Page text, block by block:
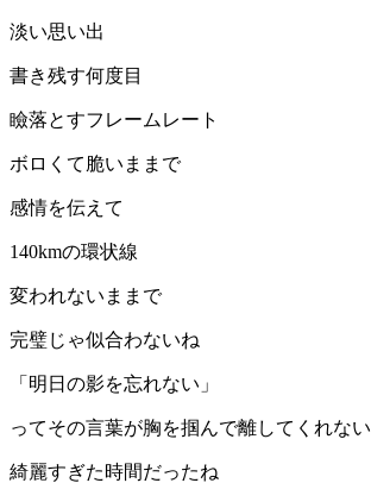
淡い思い出
書き残す何度目
瞼落とすフレームレート
ボロくて脆いままで
感情を伝えて
140kmの環状線
変われないままで
完璧じゃ似合わないね
「明日の影を忘れない」
ってその言葉が胸を掴んで離してくれない
綺麗すぎた時間だったね